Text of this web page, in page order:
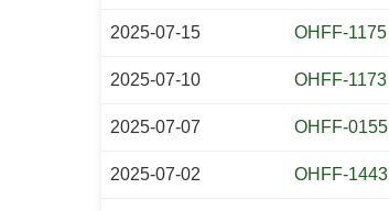
2025-07-15 OHFF-1175
2025-07-10 OHFF-1173
2025-07-07 OHFF-0155
2025-07-02 OHFF-1443